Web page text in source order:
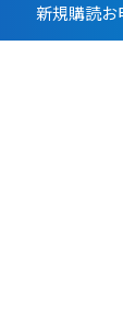
新規購読お